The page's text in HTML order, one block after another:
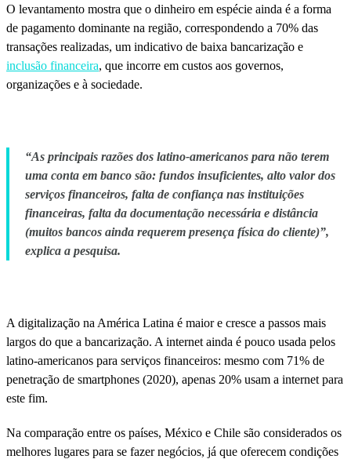
O levantamento mostra que o dinheiro em espécie ainda é a forma
de pagamento dominante na região, correspondendo a 70% das
transações realizadas, um indicativo de baixa bancarização e
inclusão financeira, que incorre em custos aos governos,
organizações e à sociedade.
“As principais razões dos latino-americanos para não terem
uma conta em banco são: fundos insuficientes, alto valor dos
serviços financeiros, falta de confiança nas instituições
financeiras, falta da documentação necessária e distância
(muitos bancos ainda requerem presença física do cliente)”,
explica a pesquisa.
A digitalização na América Latina é maior e cresce a passos mais
largos do que a bancarização. A internet ainda é pouco usada pelos
latino-americanos para serviços financeiros: mesmo com 71% de
penetração de smartphones (2020), apenas 20% usam a internet para
este fim.
Na comparação entre os países, México e Chile são considerados os
melhores lugares para se fazer negócios, já que oferecem condições